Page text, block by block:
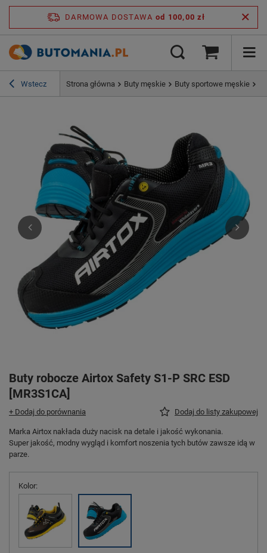
DARMOWA DOSTAWA od 100,00 zł
Wstecz Strona główna Buty męskie Buty sportowe męskie
Buty robocze Airtox Safety S1-P SRC ESD
[MR3S1CA]
+ Dodaj do porównania Dodaj do listy zakupowej
Marka Airtox nakłada duży nacisk na detale i jakość wykonania.
Super jakość, modny wygląd i komfort noszenia tych butów zawsze idą w
parze.
Kolor